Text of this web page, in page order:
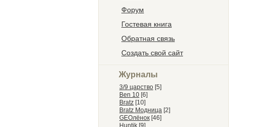
Форум
Гостевая книга
Обратная связь
Создать свой сайт
Журналы
3/9 царство [5]
Ben 10 [6]
Bratz [10]
Bratz Модница [2]
GEOлёнок [46]
Huntik [9]